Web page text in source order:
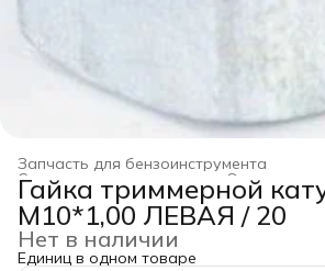
Запчасть для бензоинструмента
Оснастка
Строительство и ремонт
Главная ›
Гайка триммерной
М10*1,00 ЛЕВАЯ / 20
Нет в наличии
Единиц в одном товаре